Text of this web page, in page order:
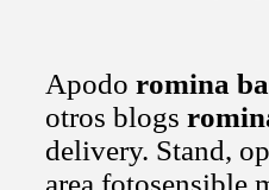
Apodo romina
otros blogs
delivery. Stand,
area fotosensible